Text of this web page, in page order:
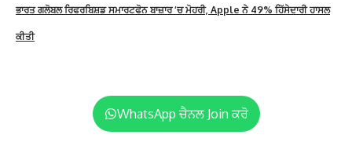
ਭਾਰਤ ਗਲੋਬਲ ਰਿਫਰਬਿਸ਼ਡ ਸਮਾਰਟਫੋਨ ਬਾਜ਼ਾਰ ‘ਚ ਮੋਹਰੀ, Apple ਨੇ 49% ਹਿੱਸੇਦਾਰੀ ਹਾਸਲ
ਕੀਤੀ
WhatsApp ਚੈਨਲ Join ਕਰੋ